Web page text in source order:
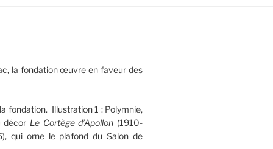
la fondation œuvre en faveur des
fondation. Illustration 1 : Polymnie,
décor Le Cortège d’Apollon (1910-
qui orne le plafond du Salon de